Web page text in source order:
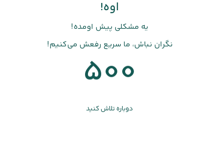
اوه!
یه مشکلی پیش اومده!
نگران نباش، ما سریع رفعش می‌کنیم!
500
دوباره تلاش کنید